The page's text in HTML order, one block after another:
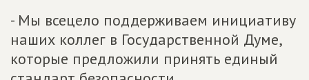
- Мы всецело поддерживаем инициативу
наших коллег в Государственной Думе,
которые предложили принять единый